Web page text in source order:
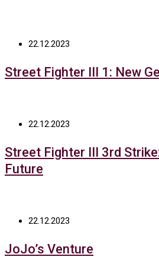
22.12.2023
Street Fighter III 1: New
22.12.2023
Street Fighter III 3rd
Future
22.12.2023
JoJo’s Venture